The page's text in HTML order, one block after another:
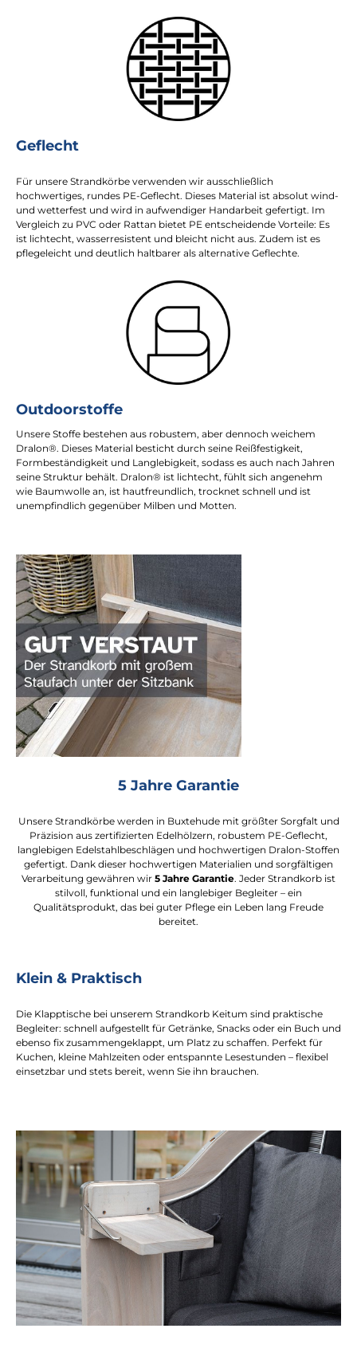
Geflecht
Für unsere Strandkörbe verwenden wir ausschließlich
hochwertiges, rundes PE-Geflecht. Dieses Material ist absolut wind-
und wetterfest und wird in aufwendiger Handarbeit gefertigt. Im
Vergleich zu PVC oder Rattan bietet PE entscheidende Vorteile: Es
ist lichtecht, wasserresistent und bleicht nicht aus. Zudem ist es
pflegeleicht und deutlich haltbarer als alternative Geflechte.
Outdoorstoffe
Unsere Stoffe bestehen aus robustem, aber dennoch weichem
Dralon®. Dieses Material besticht durch seine Reißfestigkeit,
Formbeständigkeit und Langlebigkeit, sodass es auch nach Jahren
seine Struktur behält. Dralon® ist lichtecht, fühlt sich angenehm
wie Baumwolle an, ist hautfreundlich, trocknet schnell und ist
unempfindlich gegenüber Milben und Motten.
5 Jahre Garantie
Unsere Strandkörbe werden in Buxtehude mit größter Sorgfalt und
Präzision aus zertifizierten Edelhölzern, robustem PE-Geflecht,
langlebigen Edelstahlbeschlägen und hochwertigen Dralon-Stoffen
gefertigt. Dank dieser hochwertigen Materialien und sorgfältigen
Verarbeitung gewähren wir 5 Jahre Garantie. Jeder Strandkorb ist
stilvoll, funktional und ein langlebiger Begleiter – ein
Qualitätsprodukt, das bei guter Pflege ein Leben lang Freude
bereitet.
Klein & Praktisch
Die Klapptische bei unserem Strandkorb Keitum sind praktische
Begleiter: schnell aufgestellt für Getränke, Snacks oder ein Buch und
ebenso fix zusammengeklappt, um Platz zu schaffen. Perfekt für
Kuchen, kleine Mahlzeiten oder entspannte Lesestunden – flexibel
einsetzbar und stets bereit, wenn Sie ihn brauchen.